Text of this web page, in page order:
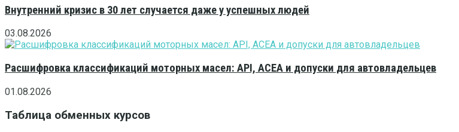
Внутренний кризис в 30 лет случается даже у успешных людей
03.08.2026
Расшифровка классификаций моторных масел: API, ACEA и допуски для автовладельцев
01.08.2026
Таблица обменных курсов